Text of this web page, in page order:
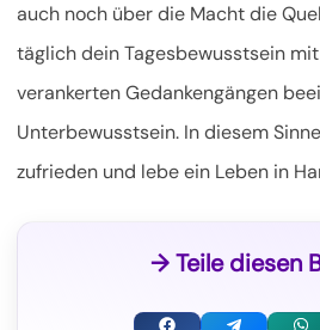
auch noch über die Macht die
täglich dein Tagesbewusstsein
verankerten Gedankengängen
Unterbewusstsein. In diesem
zufrieden und lebe ein Leben in
→ Teile diesen